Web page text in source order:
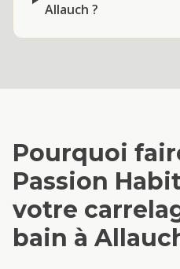
Allauch ?
Pourquoi
Passion
votre
bain à